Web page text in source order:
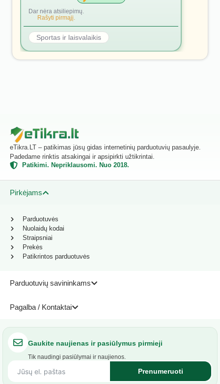
Dar nėra atsiliepimų.
Rašyti pirmąjį.
Sportas ir laisvalaikis
eTikra.LT – patikimas jūsų gidas internetinių parduotuvių pasaulyje.
Padedame rinktis atsakingai ir apsipirkti užtikrintai.
Patikimi. Nepriklausomi. Nuo 2018.
Pirkėjams
Parduotuvių savininkams
Pagalba / Kontaktai
Parduotuvės
Nuolaidų kodai
Straipsniai
Prekės
Patikrintos parduotuvės
Gaukite naujienas ir pasiūlymus pirmieji
Tik naudingi pasiūlymai ir naujienos.
Prenumeruoti